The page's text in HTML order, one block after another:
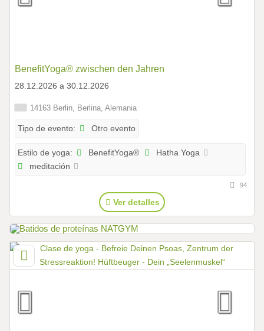
BenefitYoga® zwischen den Jahren
28.12.2026 a 30.12.2026
14163 Berlin, Berlina, Alemania
Tipo de evento: Otro evento
Estilo de yoga: BenefitYoga®
Hatha Yoga
meditación
94
Ver detalles